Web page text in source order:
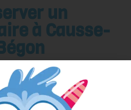
un
à Causse-